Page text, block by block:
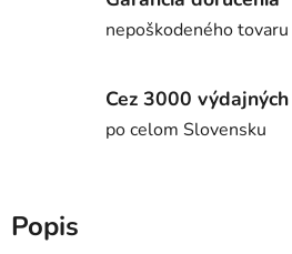
nepoškodeného tovaru
Cez 3000
po celom Slovensku
Popis